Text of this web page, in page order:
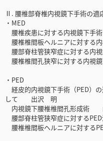
Ⅱ. 腰椎部脊椎内視鏡下手術の適
・MED
腰椎疾患に対する内視鏡下
腰椎椎間板ヘルニアに対す
腰部脊柱管狭窄症に対する
腰椎椎間孔狭窄に対する内
・PED
経皮的内視鏡下手術（PED）
して 出沢 明
内視鏡下腰椎椎間孔形成術
腰部脊柱管狭窄症に対する
腰椎椎間板ヘルニアに対す